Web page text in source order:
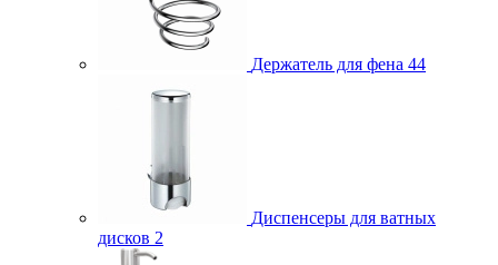
Держатель для фена 44
Диспенсеры для ватных
дисков 2